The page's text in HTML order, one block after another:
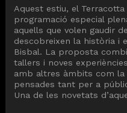
Aquest estiu, el
programació especial
aquells que volen gaudir
descobreixen la història i
Bisbal. La proposta
tallers i noves
amb altres àmbits com
pensades tant per a
Una de les novetats